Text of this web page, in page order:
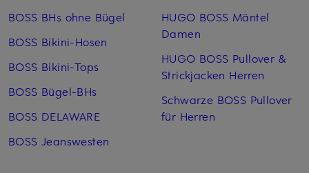
BOSS BHs ohne Bügel
BOSS Bikini-Hosen
BOSS Bikini-Tops
BOSS Bügel-BHs
BOSS DELAWARE
BOSS Jeanswesten
HUGO BOSS Mäntel
Damen
HUGO BOSS Pullover &
Strickjacken Herren
Schwarze BOSS Pullover
für Herren